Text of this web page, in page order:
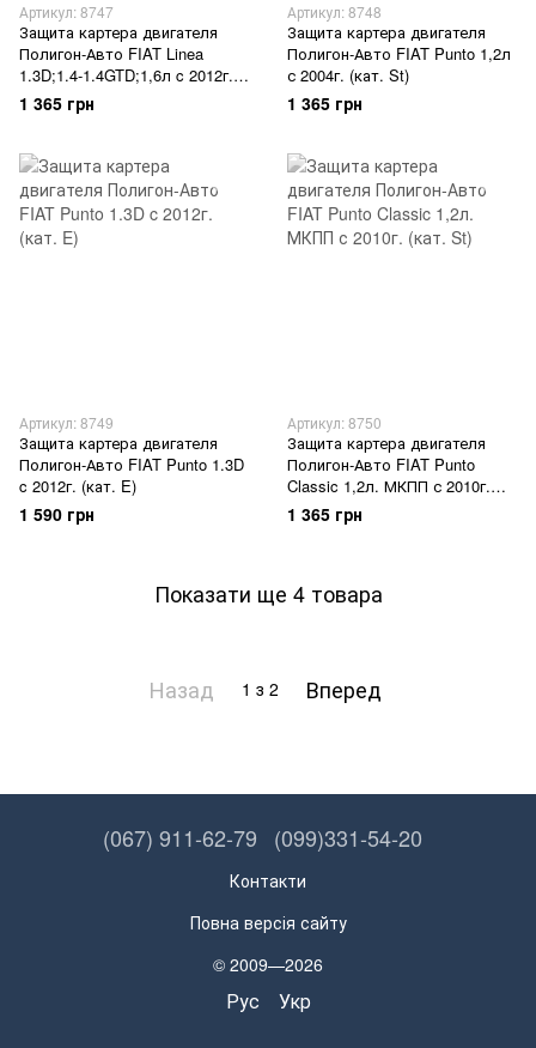
Артикул: 8747
Защита картера двигателя
Полигон-Авто FIAT Linea
1.3D;1.4-1.4GTD;1,6л c 2012г.
(кат. St)
1 365 грн
Артикул: 8748
Защита картера двигателя
Полигон-Авто FIAT Punto 1,2л
с 2004г. (кат. St)
1 365 грн
Артикул: 8749
Защита картера двигателя
Полигон-Авто FIAT Punto 1.3D
c 2012г. (кат. E)
1 590 грн
Артикул: 8750
Защита картера двигателя
Полигон-Авто FIAT Punto
Classic 1,2л. МКПП с 2010г.
(кат. St)
1 365 грн
Показати ще 4 товара
Назад 1 з 2 Вперед
(067) 911-62-79 (099)331-54-20
Контакти
Повна версія сайту
© 2009—2026
Рус Укр